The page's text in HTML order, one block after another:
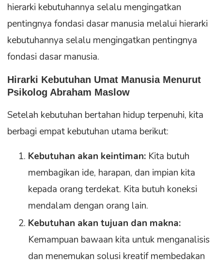
hierarki kebutuhannya selalu mengingatkan
pentingnya fondasi dasar manusia melalui hierarki
kebutuhannya selalu mengingatkan pentingnya
fondasi dasar manusia.
Hirarki Kebutuhan Umat Manusia Menurut
Psikolog Abraham Maslow
Setelah kebutuhan bertahan hidup terpenuhi, kita
berbagi empat kebutuhan utama berikut:
Kebutuhan akan keintiman: Kita butuh
membagikan ide, harapan, dan impian kita
kepada orang terdekat. Kita butuh koneksi
mendalam dengan orang lain.
Kebutuhan akan tujuan dan makna:
Kemampuan bawaan kita untuk menganalisis
dan menemukan solusi kreatif membedakan